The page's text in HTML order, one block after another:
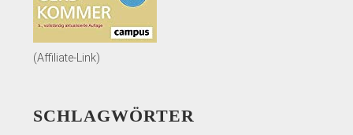
(Affiliate-Link)
SCHLAGWÖRTER